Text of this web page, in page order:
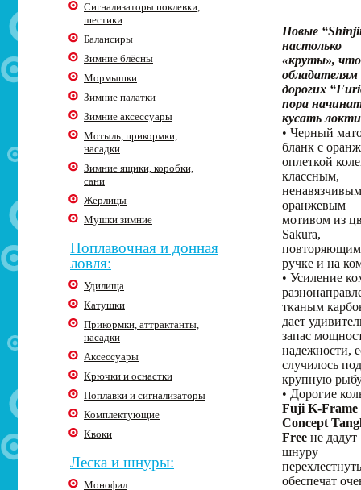
Сигнализаторы поклевки,
шестики
Балансиры
Зимние блёсны
Мормышки
Зимние палатки
Зимние аксессуары
Мотыль, прикормки,
насадки
Зимние ящики, коробки,
сани
Жерлицы
Мушки зимние
Поплавочная и донная
ловля:
Удилища
Катушки
Прикормки, аттрактанты,
насадки
Аксессуары
Крючки и оснастки
Поплавки и сигнализаторы
Комплектующие
Квоки
Леска и шнуры:
Монофил
Новые
настолько
«круты», что
обладателям
дорогих
пора
кусать
• Черный
бланк с
оплеткой
классным,
ненавязчивым
оранжевым
мотивом из
Sakura,
ручке и на
• Усиление
тканым
дает
запас
надежности,
случилось
крупную
• Дорогие
Fuji K-Frame
Concept
Free не дадут
шнуру
обеспечат